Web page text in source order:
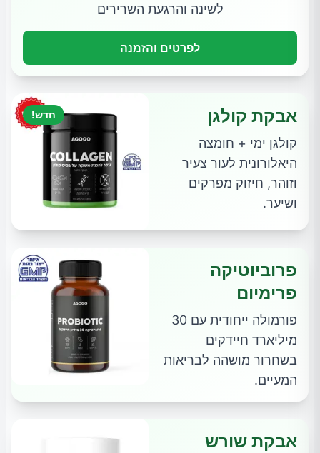
לשינה והרגעת השרירים
לפרטים והזמנה
חדש! אבקת קולגן
קולגן ימי + חומצה
היאלורונית לעור צעיר
וזוהר, חיזוק מפרקים
ושיער.
פרוביוטיקה
פרימיום
פורמולה ייחודית עם 30
מיליארד חיידקים
בשחרור מושהה לבריאות
המעיים.
אבקת שורש